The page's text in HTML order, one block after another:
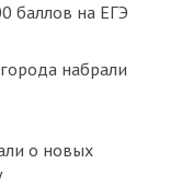
баллов на ЕГЭ
набрали
о новых